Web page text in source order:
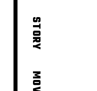
STORY